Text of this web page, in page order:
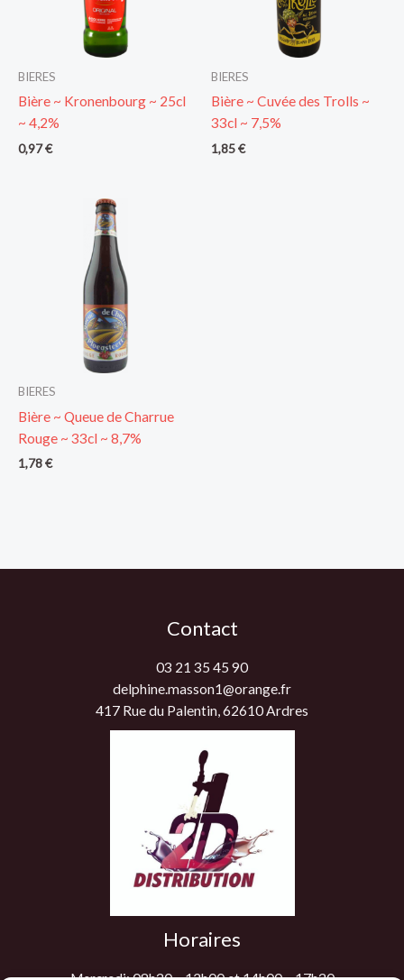
BIERES
Bière ~ Kronenbourg ~ 25cl
~ 4,2%
0,97€
BIERES
Bière ~ Cuvée des Trolls ~
33cl ~ 7,5%
1,85€
BIERES
Bière ~ Queue de Charrue
Rouge ~ 33cl ~ 8,7%
1,78€
Contact
03 21 35 45 90
delphine.masson1@orange.fr
417 Rue du Palentin, 62610 Ardres
Horaires